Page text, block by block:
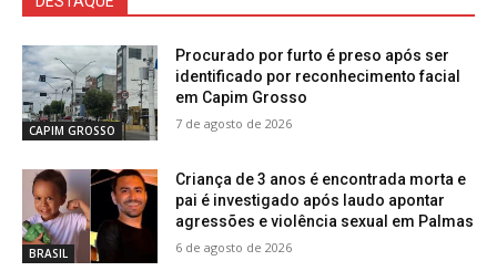
CAPIM GROSSO
Procurado por furto é preso após ser
identificado por reconhecimento facial
em Capim Grosso
7 de agosto de 2026
BRASIL
Criança de 3 anos é encontrada morta e
pai é investigado após laudo apontar
agressões e violência sexual em Palmas
6 de agosto de 2026